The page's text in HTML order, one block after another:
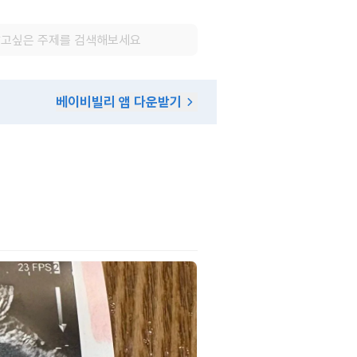
베이비빌리 앱 다운받기